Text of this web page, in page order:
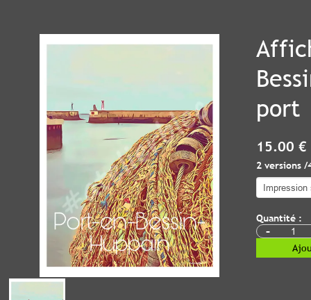
port
15.00 €
2 versions
Quantité :
-